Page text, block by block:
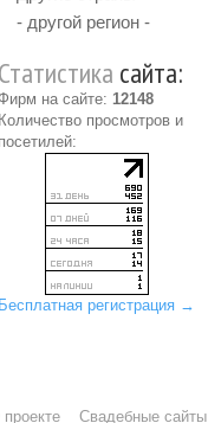
- другой регион -
Статистика сайта:
на сайте: 12148
Количество просмотров и
посетилей:
Бесплатная регистрация →
Свадебные сайты